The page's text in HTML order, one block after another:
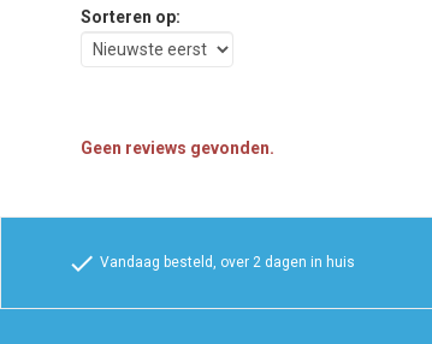
Sorteren op:
Geen reviews gevonden.
check Vandaag besteld, over 2 dagen in huis